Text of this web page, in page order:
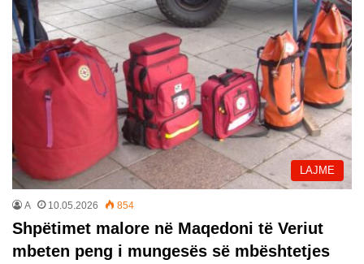
LAJME
A 10.05.2026 854
Shpëtimet malore në Maqedoni të Veriut
mbeten peng i mungesës së mbështetjes